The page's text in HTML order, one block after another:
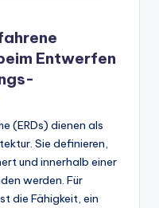
Entwerfen
(ERDs) dienen als
Sie definieren,
und innerhalb einer
werden. Für
die Fähigkeit, ein